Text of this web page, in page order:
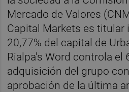
Mercado de Valores
Capital Markets es titular
20,77% del capital de
Rialpa's Word controla el
adquisición del grupo
aprobación de la última